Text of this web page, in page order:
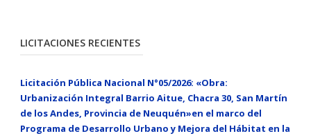
LICITACIONES RECIENTES
Licitación Pública Nacional N°05/2026: «Obra:
Urbanización Integral Barrio Aitue, Chacra 30, San Martín
de los Andes, Provincia de Neuquén»en el marco del
Programa de Desarrollo Urbano y Mejora del Hábitat en la